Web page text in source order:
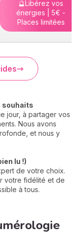
🔮Libérez vos
énergies | 5€ -
Places limitées
souhaits
jour, à partager vos
Nous avons
et nous y
lu !)
de votre choix.
votre fidélité et de
à tous.